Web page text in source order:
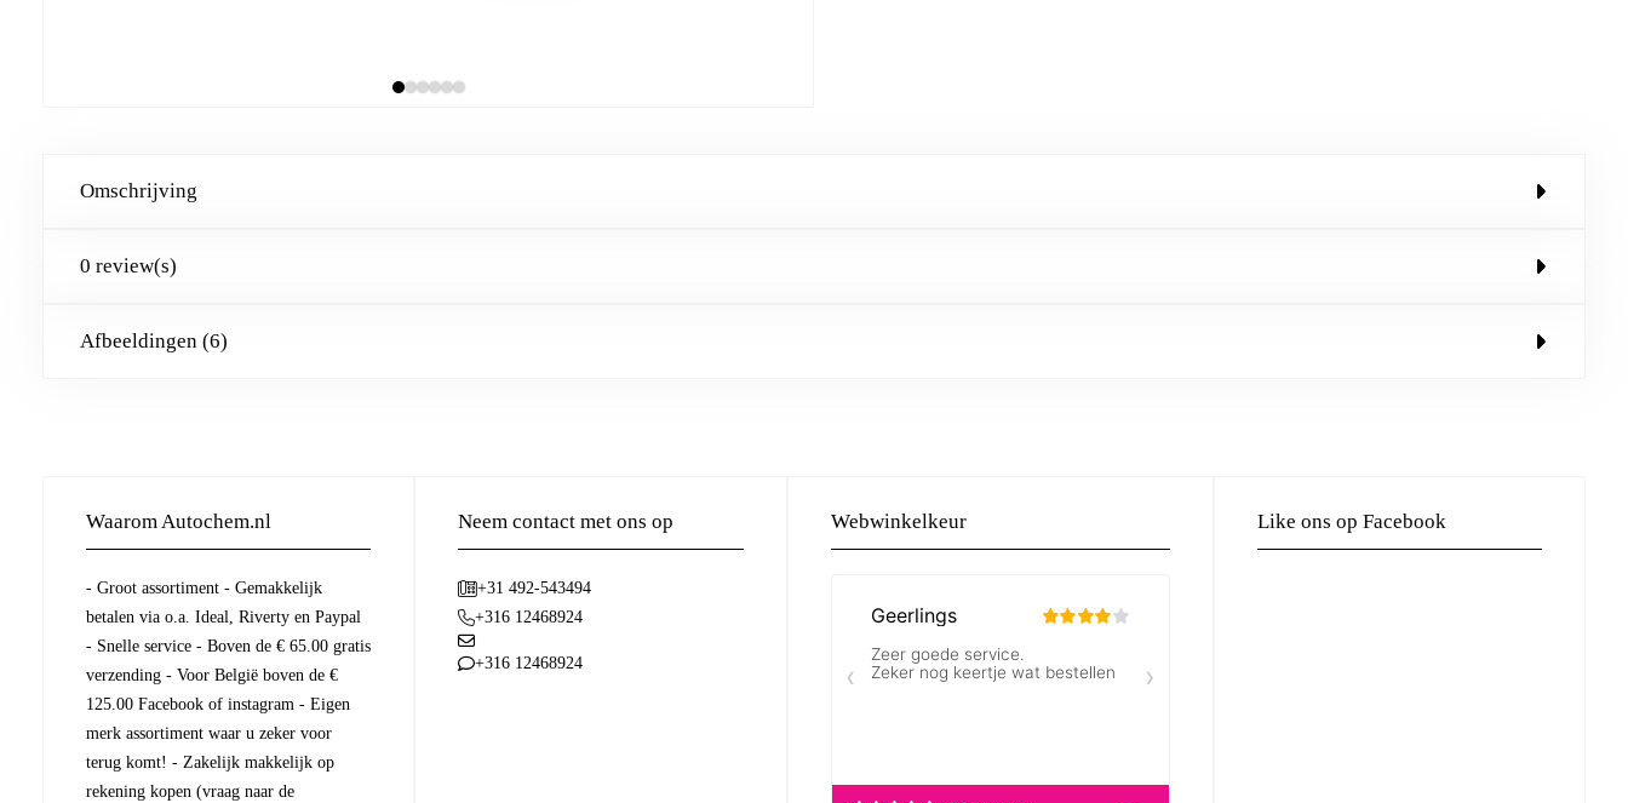
Omschrijving
0 review(s)
Afbeeldingen (6)
Waarom Autochem.nl
- Groot assortiment - Gemakkelijk
betalen via o.a. Ideal, Riverty en Paypal
- Snelle service - Boven de € 65.00 gratis
verzending - Voor België boven de €
125.00 Facebook of instagram - Eigen
merk assortiment waar u zeker voor
terug komt! - Zakelijk makkelijk op
rekening kopen (vraag naar de
Neem contact met ons op
+31 492-543494
+316 12468924
+316 12468924
Webwinkelkeur Like ons op Facebook